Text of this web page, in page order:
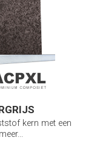
kern met een